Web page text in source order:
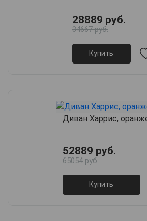
28889 руб.
34667 руб.
Купить
Диван Харрис,
52889 руб.
65054 руб.
Купить